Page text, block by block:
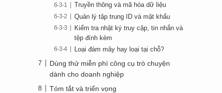
Truyền thông và mã hóa dữ liệu
Quản lý tập trung ID và mật khẩu
Kiểm tra nhật ký truy cập, tin nhắn và
tệp đính kèm
Loại đám mây hay loại tại chỗ?
Dùng thử miễn phí công cụ trò chuyện
dành cho doanh nghiệp
Tóm tắt và triển vọng